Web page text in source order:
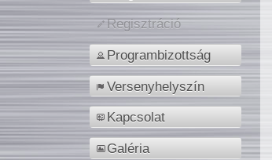
Regisztráció
Programbizottság
Versenyhelyszín
Kapcsolat
Galéria